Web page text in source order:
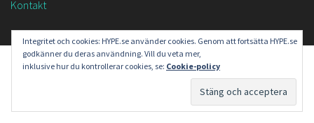
Kontakt
Integritet och cookies: HYPE.se använder cookies. Genom att fortsätta HYPE.se
godkänner du deras användning. Vill du veta mer,
inklusive hur du kontrollerar cookies, se: Cookie-policy